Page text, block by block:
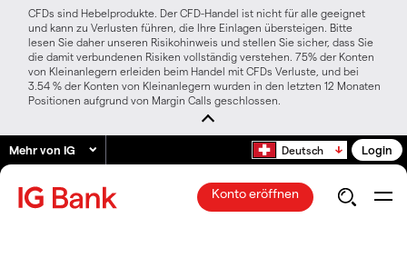
CFDs sind Hebelprodukte. Der CFD-Handel ist nicht für alle geeignet
und kann zu Verlusten führen, die Ihre Einlagen übersteigen. Bitte
lesen Sie daher unseren Risikohinweis und stellen Sie sicher, dass Sie
die damit verbundenen Risiken vollständig verstehen. 75% der Konten
von Kleinanlegern erleiden beim Handel mit CFDs Verluste, und bei
3.54 % der Konten von Kleinanlegern wurden in den letzten 12 Monaten
Positionen aufgrund von Margin Calls geschlossen.
Mehr von IG Deutsch Login
Konto eröffnen